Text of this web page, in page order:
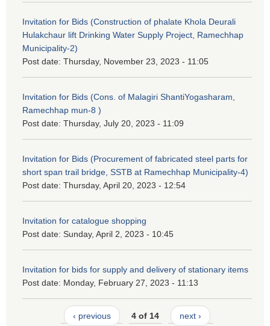
Invitation for Bids (Construction of phalate Khola Deurali
Hulakchaur lift Drinking Water Supply Project, Ramechhap
Municipality-2)
Post date: Thursday, November 23, 2023 - 11:05
Invitation for Bids (Cons. of Malagiri ShantiYogasharam,
Ramechhap mun-8 )
Post date: Thursday, July 20, 2023 - 11:09
Invitation for Bids (Procurement of fabricated steel parts for
short span trail bridge, SSTB at Ramechhap Municipality-4)
Post date: Thursday, April 20, 2023 - 12:54
Invitation for catalogue shopping
Post date: Sunday, April 2, 2023 - 10:45
Invitation for bids for supply and delivery of stationary items
Post date: Monday, February 27, 2023 - 11:13
‹ previous 4 of 14 next ›